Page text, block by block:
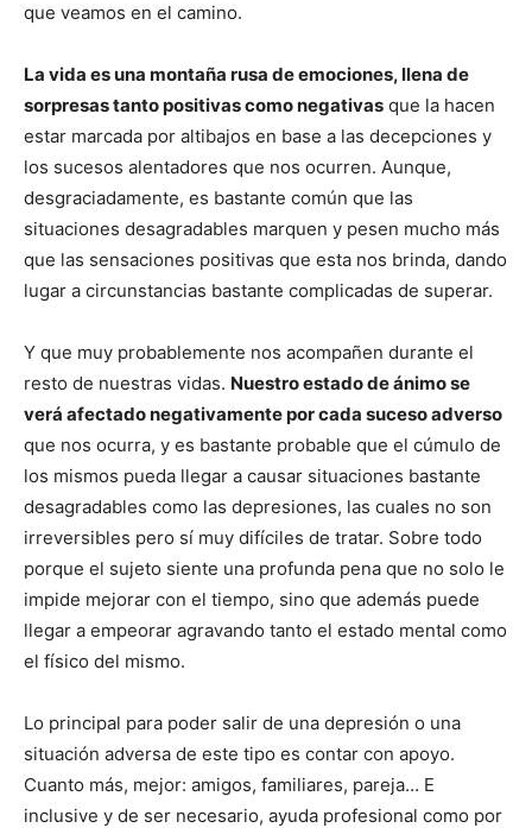
que veamos en el camino.
La vida es una montaña rusa de emociones, llena de
sorpresas tanto positivas como negativas que la hacen
estar marcada por altibajos en base a las decepciones y
los sucesos alentadores que nos ocurren. Aunque,
desgraciadamente, es bastante común que las
situaciones desagradables marquen y pesen mucho más
que las sensaciones positivas que esta nos brinda, dando
lugar a circunstancias bastante complicadas de superar.
Y que muy probablemente nos acompañen durante el
resto de nuestras vidas. Nuestro estado de ánimo se
verá afectado negativamente por cada suceso adverso
que nos ocurra, y es bastante probable que el cúmulo de
los mismos pueda llegar a causar situaciones bastante
desagradables como las depresiones, las cuales no son
irreversibles pero sí muy difíciles de tratar. Sobre todo
porque el sujeto siente una profunda pena que no solo le
impide mejorar con el tiempo, sino que además puede
llegar a empeorar agravando tanto el estado mental como
el físico del mismo.
Lo principal para poder salir de una depresión o una
situación adversa de este tipo es contar con apoyo.
Cuanto más, mejor: amigos, familiares, pareja… E
inclusive y de ser necesario, ayuda profesional como por